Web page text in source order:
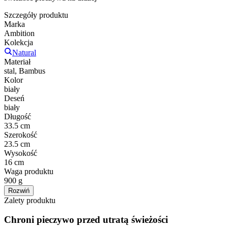
Szczegóły produktu
Marka
Ambition
Kolekcja
Natural
Materiał
stal, Bambus
Kolor
biały
Deseń
biały
Długość
33.5 cm
Szerokość
23.5 cm
Wysokość
16 cm
Waga produktu
900 g
Rozwiń
Zalety produktu
Chroni pieczywo przed utratą świeżości